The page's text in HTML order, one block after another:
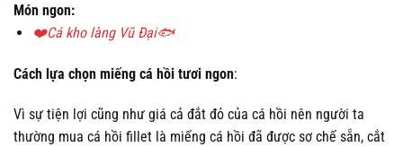
Món ngon:
❤️Cá kho làng Vũ Đại🐟
Cách lựa chọn miếng cá hồi tươi ngon:
Vì sự tiện lợi cũng như giá cả đắt đỏ của cá hồi nên người ta
thường mua cá hồi fillet là miếng cá hồi đã được sơ chế sẵn, cắt